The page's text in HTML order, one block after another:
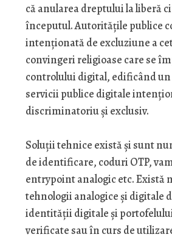
că anularea dreptului la liberă
începutul. Autoritățile publice
intenționată de excluziune a
convingeri religioase care se
controlului digital, edificând
servicii publice digitale
discriminatoriu și exclusiv.
Soluții tehnice există și sunt
de identificare, coduri OTP,
entrypoint analogic etc. Există
tehnologii analogice și digitale
identității digitale și
verificate sau în curs de